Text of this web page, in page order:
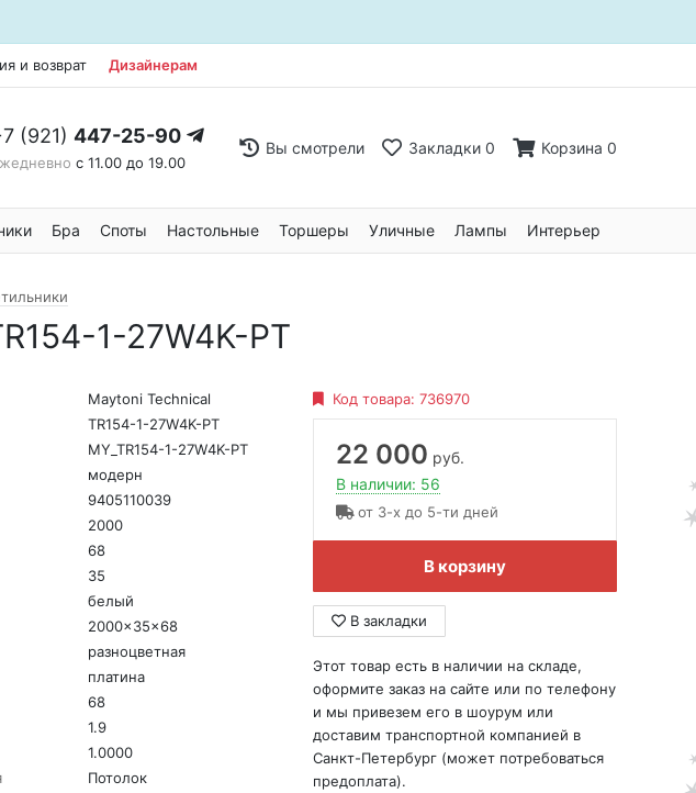
и возврат Дизайнерам
(921) 447-25-90
с 11.00 до 19.00
Вы смотрели Закладки 0 Корзина 0
Бра Споты Настольные Торшеры Уличные Лампы Интерьер
1-27W4K-PT
Maytoni Technical
TR154-1-27W4K-PT
MY_TR154-1-27W4K-PT
модерн
9405110039
2000
68
35
белый
2000x35x68
разноцветная
платина
68
1.9
1.0000
Потолок
Код товара: 736970
22 000 руб.
В наличии: 56
от 3-х до 5-ти дней
В корзину
В закладки
Этот товар есть в наличии на складе,
оформите заказ на сайте или по телефону
и мы привезем его в шоурум или
доставим транспортной компанией в
Санкт-Петербург (может потребоваться
предоплата).